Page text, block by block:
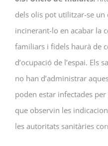
dels olis pot utilitzar-se un
incinerant-lo en acabar la
familiars i fidels haurà de
d’ocupació de l’espai. Els
no han d’administrar
poden estar infectades
que observin les
les autoritats sanitàries